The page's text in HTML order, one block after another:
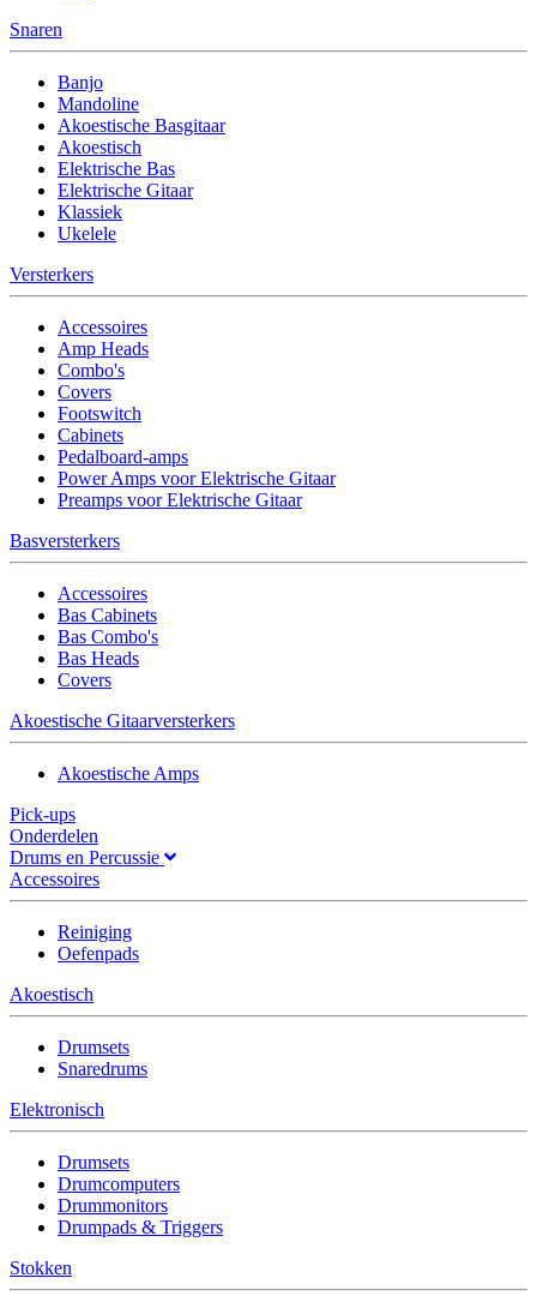
Snaren
Banjo
Mandoline
Akoestische Basgitaar
Akoestisch
Elektrische Bas
Elektrische Gitaar
Klassiek
Ukelele
Versterkers
Accessoires
Amp Heads
Combo's
Covers
Footswitch
Cabinets
Pedalboard-amps
Power Amps voor Elektrische Gitaar
Preamps voor Elektrische Gitaar
Basversterkers
Accessoires
Bas Cabinets
Bas Combo's
Bas Heads
Covers
Akoestische Gitaarversterkers
Akoestische Amps
Pick-ups
Onderdelen
Drums en Percussie
Accessoires
Reiniging
Oefenpads
Akoestisch
Drumsets
Snaredrums
Elektronisch
Drumsets
Drumcomputers
Drummonitors
Drumpads & Triggers
Stokken